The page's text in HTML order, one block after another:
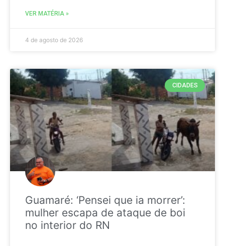
VER MATÉRIA »
4 de agosto de 2026
CIDADES
Guamaré: ‘Pensei que ia morrer’:
mulher escapa de ataque de boi
no interior do RN